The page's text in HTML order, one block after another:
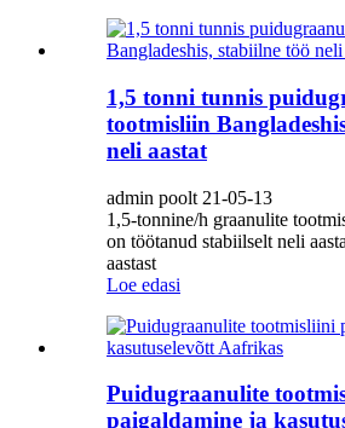
1,5 tonni tunnis
tootmisliin
neli aastat
admin poolt 21-05-13
1,5-tonnine/h graanulite
on töötanud stabiilselt neli
aastast
Loe edasi
Puidugraanulite
paigaldamine ja